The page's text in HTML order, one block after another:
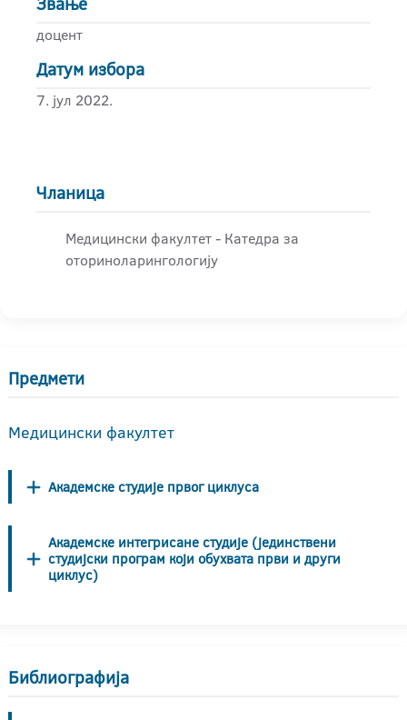
доцент
Датум избора
7. јул 2022.
Чланица
Медицински факултет - Катедра за
оториноларингологију
Предмети
Медицински факултет
Академске студије првог циклуса
Академске интегрисане студије (јединствени
студијски програм који обухвата први и други
циклус)
Библиографија